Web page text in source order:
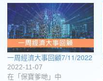
新
視
窗
中
開
啟)
開
啟)
開
啟)
開
啟)
一周經濟大事回顧7/11/2022
2022-11-07
在「保寶爹哋」中